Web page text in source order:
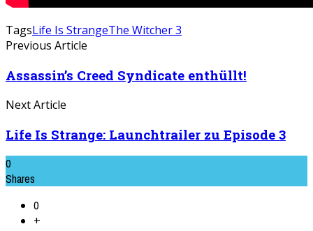
TagsLife Is StrangeThe Witcher 3
Previous Article
Assassin’s Creed Syndicate enthüllt!
Next Article
Life Is Strange: Launchtrailer zu Episode 3
0
Shares
0
+